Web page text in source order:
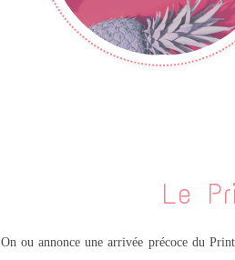
Le
On ou annonce une arrivée précoce du